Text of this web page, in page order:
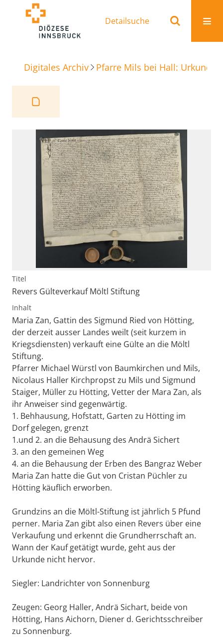
Detailsuche
Digitales Archiv Pfarre Mils bei Hall: Urkunden
Titel
Revers Gülteverkauf Möltl Stiftung
Inhalt
Maria Zan, Gattin des Sigmund Ried von Hötting,
der derzeit ausser Landes weilt (seit kurzem in
Kriegsdiensten) verkauft eine Gülte an die Möltl
Stiftung.
Pfarrer Michael Würstl von Baumkirchen und Mils,
Nicolaus Haller Kirchpropst zu Mils und Sigmund
Staiger, Müller zu Hötting, Vetter der Mara Zan, als
ihr Anweiser sind gegenwärtig.
1. Behhausung, Hofstatt, Garten zu Hötting im
Dorf gelegen, grenzt
1.und 2. an die Behausung des Andrä Sichert
3. an den gemeinen Weg
4. an die Behausung der Erben des Bangraz Weber
Maria Zan hatte die Gut von Cristan Püchler zu
Hötting käuflich erworben.
Grundzins an die Möltl-Stiftung ist jährlich 5 Pfund
perner. Maria Zan gibt also einen Revers über eine
Verkaufung und erkennt die Grundherrschaft an.
Wann der Kauf getätigt wurde, geht aus der
Urkunde nicht hervor.
Siegler: Landrichter von Sonnenburg
Zeugen: Georg Haller, Andrä Sichart, beide von
Hötting, Hans Aichorn, Diener d. Gerichtsschreiber
zu Sonnenburg.